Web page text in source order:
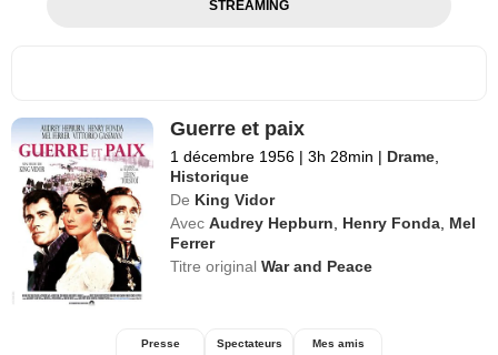
STREAMING
Guerre et paix
1 décembre 1956 | 3h 28min | Drame
Historique
De King Vidor
Avec Audrey Hepburn Henry Fonda Mel
Ferrer
Titre originalWar and Peace
Presse Spectateurs Mes amis